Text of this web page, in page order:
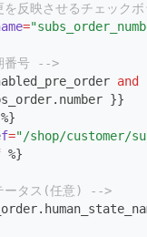
反映させるチェック
=
号 -->
and
}}
%}
="/shop/customer/
%}
タス(任意) -->